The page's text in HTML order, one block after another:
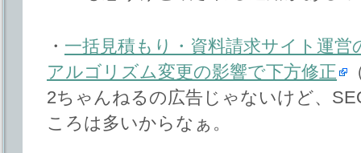
・ 一括見積もり・資料請求サイト運
アルゴリズム変更の影響で下方修正
2ちゃんねるの広告じゃないけど、
ころは多いからなぁ。